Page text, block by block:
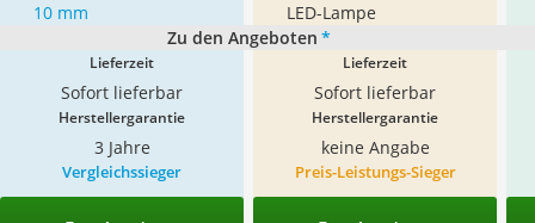
10 mm
LED-Lampe
Zu den Angeboten *
Lieferzeit
Sofort lieferbar
Lieferzeit
Sofort lieferbar
Herstellergarantie
3 Jahre
Herstellergarantie
keine Angabe
Vergleichssieger Preis-Leistungs-Sieger